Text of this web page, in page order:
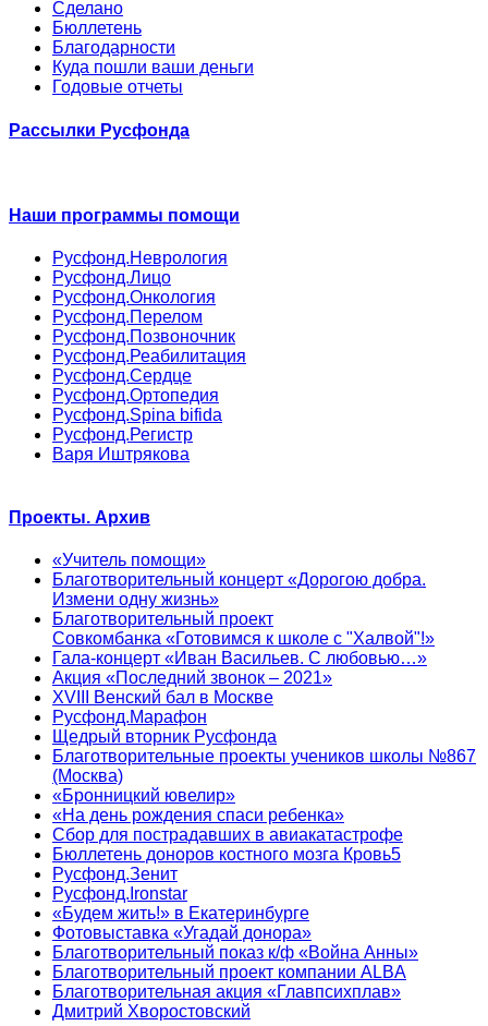
Сделано
Бюллетень
Благодарности
Куда пошли ваши деньги
Годовые отчеты
Рассылки Русфонда
Наши программы помощи
Русфонд.Неврология
Русфонд.Лицо
Русфонд.Онкология
Русфонд.Перелом
Русфонд.Позвоночник
Русфонд.Реабилитация
Русфонд.Сердце
Русфонд.Ортопедия
Русфонд.Spina bifida
Русфонд.Регистр
Варя Иштрякова
Проекты. Архив
«Учитель помощи»
Благотворительный концерт «Дорогою добра.
Измени одну жизнь»
Благотворительный проект
Совкомбанка «Готовимся к школе с "Халвой"!»
Гала-концерт «Иван Васильев. С любовью…»
Акция «Последний звонок – 2021»
XVIII Венский бал в Москве
Русфонд.Марафон
Щедрый вторник Русфонда
Благотворительные проекты учеников школы №867
(Москва)
«Бронницкий ювелир»
«На день рождения спаси ребенка»
Сбор для пострадавших в авиакатастрофе
Бюллетень доноров костного мозга Кровь5
Русфонд.Зенит
Русфонд.Ironstar
«Будем жить!» в Екатеринбурге
Фотовыставка «Угадай донора»
Благотворительный показ к/ф «Война Анны»
Благотворительный проект компании ALBA
Благотворительная акция «Главпсихплав»
Дмитрий Хворостовский